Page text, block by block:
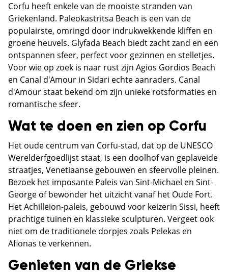
Corfu heeft enkele van de mooiste stranden van
Griekenland. Paleokastritsa Beach is een van de
populairste, omringd door indrukwekkende kliffen en
groene heuvels. Glyfada Beach biedt zacht zand en een
ontspannen sfeer, perfect voor gezinnen en stelletjes.
Voor wie op zoek is naar rust zijn Agios Gordios Beach
en Canal d'Amour in Sidari echte aanraders. Canal
d'Amour staat bekend om zijn unieke rotsformaties en
romantische sfeer.
Wat te doen en zien op Corfu
Het oude centrum van Corfu-stad, dat op de UNESCO
Werelderfgoedlijst staat, is een doolhof van geplaveide
straatjes, Venetiaanse gebouwen en sfeervolle pleinen.
Bezoek het imposante Paleis van Sint-Michael en Sint-
George of bewonder het uitzicht vanaf het Oude Fort.
Het Achilleion-paleis, gebouwd voor keizerin Sissi, heeft
prachtige tuinen en klassieke sculpturen. Vergeet ook
niet om de traditionele dorpjes zoals Pelekas en
Afionas te verkennen.
Genieten van de Griekse